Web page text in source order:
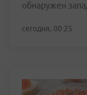
обнаружен
сегодня, 00:25